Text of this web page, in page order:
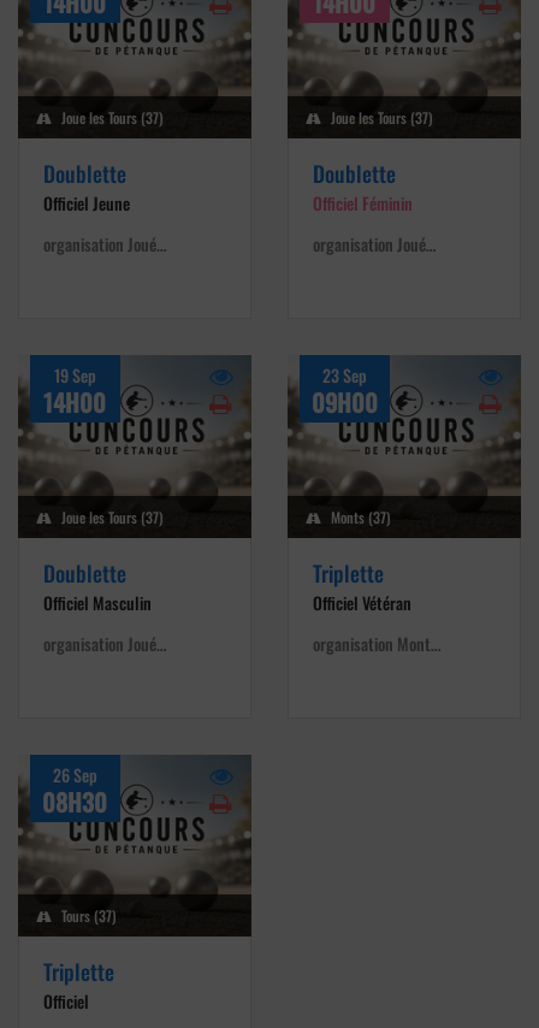
Joue les Tours (37)
Doublette
Officiel Jeune
organisation Joué…
Joue les Tours (37)
Doublette
Officiel Féminin
organisation Joué…
19 Sep
14H00
Joue les Tours (37)
Doublette
Officiel Masculin
organisation Joué…
23 Sep
09H00
Monts (37)
Triplette
Officiel Vétéran
organisation Mont…
26 Sep
08H30
Tours (37)
Triplette
Officiel